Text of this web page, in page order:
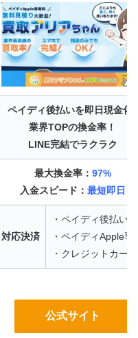
ペイディ後払いを即日現金化♪
業界TOPの換金率！
LINE完結でラクラク
最大換金率： 97%
入金スピード： 最短即日
対応決済
・ペイディ後払い
・ペイディApple専
・クレジットカード
公式サイト